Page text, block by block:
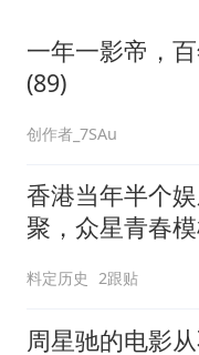
一年一影帝，
(89)
创作者_7SAu
香港当年半个
聚，众星青春
眼，星爷现身
料定历史 2跟贴
周星驰的电影从